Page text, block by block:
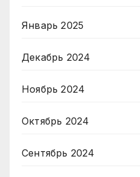
Январь 2025
Декабрь 2024
Ноябрь 2024
Октябрь 2024
Сентябрь 2024